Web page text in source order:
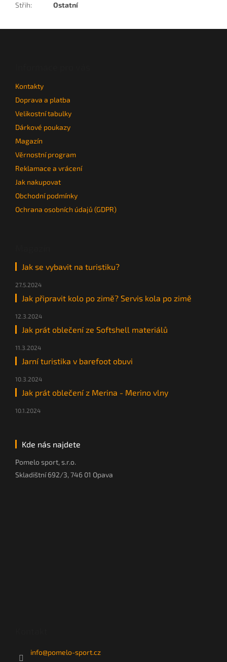
Střih: Ostatní
Kontakty
Doprava a platba
Velikostní tabulky
Dárkové poukazy
Magazín
Věrnostní program
Reklamace a vrácení
Jak nakupovat
Obchodní podmínky
Ochrana osobních údajů (GDPR)
Jak se vybavit na turistiku?
27.5.2024
Jak připravit kolo po zimě? Servis kola po zimě
12.3.2024
Jak prát oblečení ze Softshell materiálů
11.3.2024
Jarní turistika v barefoot obuvi
10.3.2024
Jak prát oblečení z Merina - Merino vlny
10.1.2024
Kde nás najdete
Pomelo sport, s.r.o.
Skladištní 692/3, 746 01 Opava
info@pomelo-sport.cz